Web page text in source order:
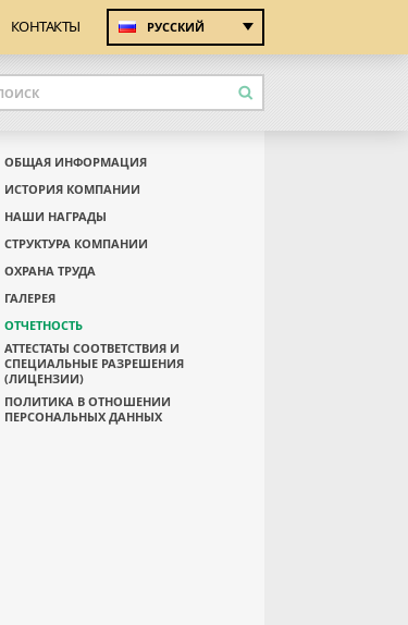
КОНТАКТЫ РУССКИЙ
ОБЩАЯ ИНФОРМАЦИЯ
ИСТОРИЯ КОМПАНИИ
НАШИ НАГРАДЫ
СТРУКТУРА КОМПАНИИ
ОХРАНА ТРУДА
ГАЛЕРЕЯ
ОТЧЕТНОСТЬ
АТТЕСТАТЫ СООТВЕТСТВИЯ И
СПЕЦИАЛЬНЫЕ РАЗРЕШЕНИЯ
(ЛИЦЕНЗИИ)
ПОЛИТИКА В ОТНОШЕНИИ
ПЕРСОНАЛЬНЫХ ДАННЫХ